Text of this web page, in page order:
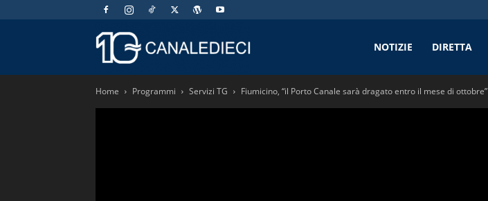
Canaledieci.tv NOTIZIE DIRETTA
Home Programmi Servizi TG Fiumicino, “il Porto Canale sarà dragato entro il mese di ottobre”